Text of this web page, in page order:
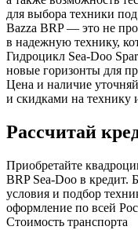
для выбора техники
Bazza BRP — это не
в надежную технику,
Гидроцикл Sea-Doo
новые горизонты для
Цена и наличие
и скидками на технику
Рассчитай
Приобретайте
BRP Sea-Doo в
условия и подбор
оформление по всей
Стоимость транспорта